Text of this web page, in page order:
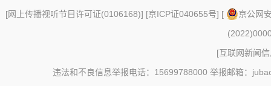
[网上传播视听节目许可证(0106168)] [京ICP证040655号] [
京公网
[互联网新闻
违法和不良信息举报电话：15699788000 举报邮箱：